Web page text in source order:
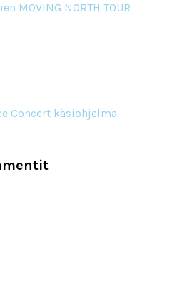
MOVING NORTH TOUR
Concert käsiohjelma